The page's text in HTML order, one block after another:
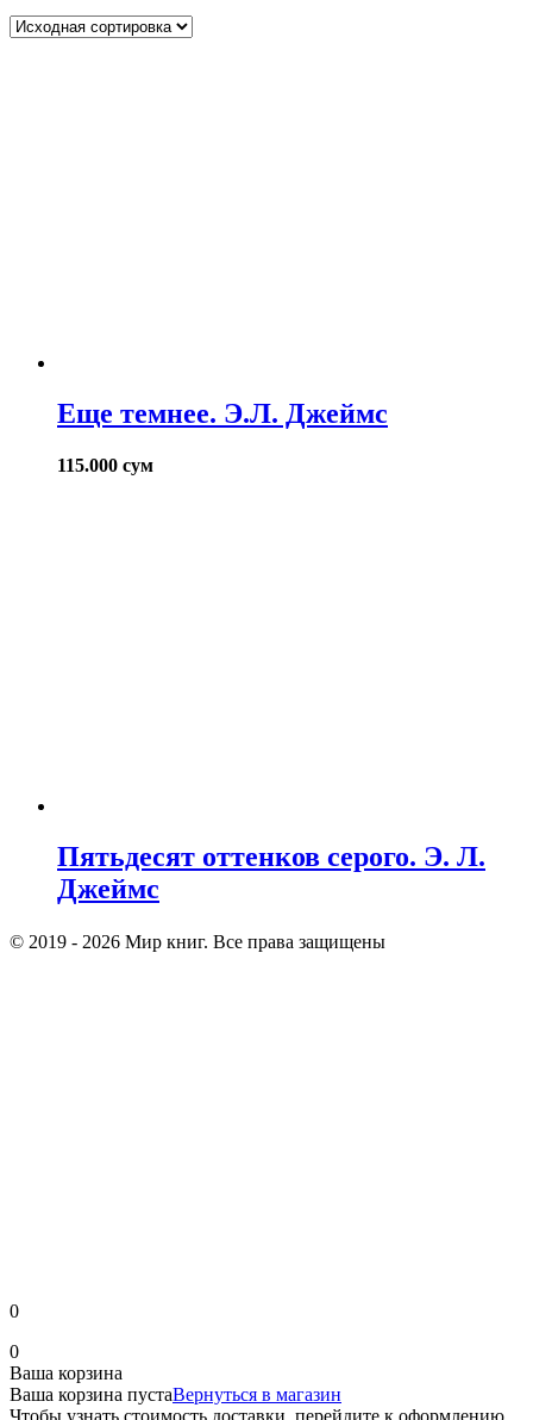
Еще темнее. Э.Л. Джеймс
115.000 сум
Пятьдесят оттенков серого. Э. Л.
Джеймс
© 2019 - 2026 Мир книг. Все права защищены
0
0
Ваша корзина
Ваша корзина пустаВернуться в магазин
Чтобы узнать стоимость доставки, перейдите к оформлению